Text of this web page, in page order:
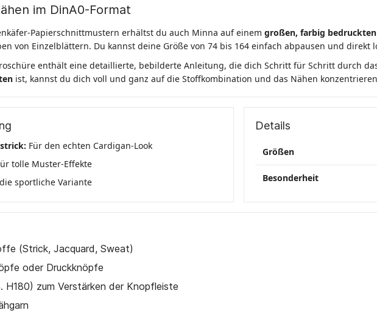
im DinA0-Format
Papierschnittmustern erhältst du auch Minna auf einem großen, farbig
von Einzelblättern. Du kannst deine Größe von 74 bis 164 einfach abpausen und direkt
enthält eine detaillierte, bebilderte Anleitung, die dich Schritt für Schritt durch
ist, kannst du dich voll und ganz auf die Stoffkombination und das Nähen
Für den echten Cardigan-Look
tolle Muster-Effekte
sportliche Variante
Details
Größen
Besonderheit
(Strick, Jacquard, Sweat)
oder Druckknöpfe
H180) zum Verstärken der Knopfleiste